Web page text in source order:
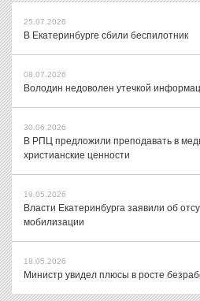
25.07.2026
В Екатеринбурге сбили беспилотник
08.07.2026
Володин недоволен утечкой
30.06.2026
В РПЦ предложили преподавать в
христианские ценности
19.05.2026
Власти Екатеринбурга заявили об
мобилизации
18.05.2026
Министр увидел плюсы в росте